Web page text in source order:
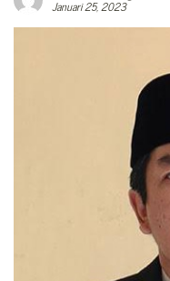
Januari 25, 2023